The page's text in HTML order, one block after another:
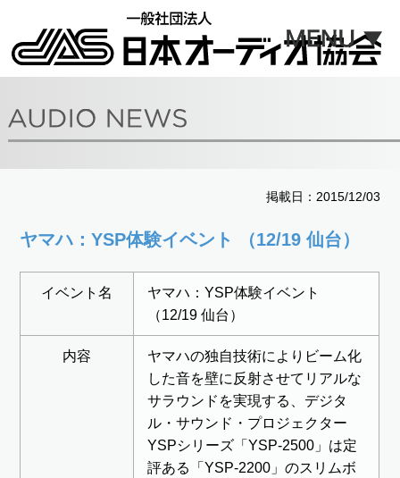
掲載日：2015/12/03
ヤマハ：YSP体験イベント （12/19 仙台）
イベント名
ヤマハ：YSP体験イベント
（12/19 仙台）
内容
ヤマハの独自技術によりビーム化
した音を壁に反射させてリアルな
サラウンドを実現する、デジタ
ル・サウンド・プロジェクター
YSPシリーズ「YSP-2500」は定
評ある「YSP-2200」のスリムボ